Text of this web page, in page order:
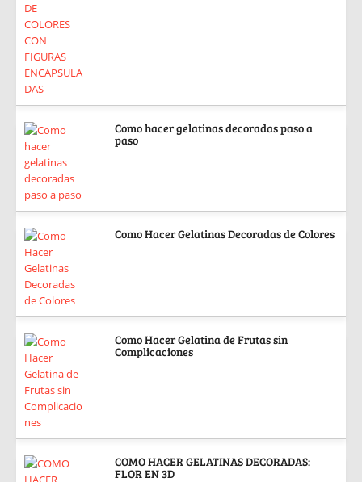
Como hacer gelatinas decoradas paso a
paso
Como Hacer Gelatinas Decoradas de Colores
Como Hacer Gelatina de Frutas sin
Complicaciones
COMO HACER GELATINAS DECORADAS:
FLOR EN 3D